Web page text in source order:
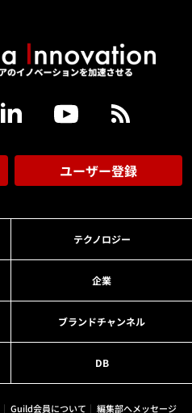
ユーザー登録
テクノロジー
企業
ブランドチャンネル
DB
Guild会員について 編集部へメッセージ